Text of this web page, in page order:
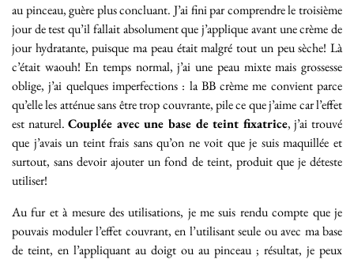
au pinceau, guère plus concluant. J’ai fini par comprendre le troisième
jour de test qu’il fallait absolument que j’applique avant une crème de
jour hydratante, puisque ma peau était malgré tout un peu sèche! Là
c’était waouh! En temps normal, j’ai une peau mixte mais grossesse
oblige, j’ai quelques imperfections : la BB crème me convient parce
qu’elle les atténue sans être trop couvrante, pile ce que j’aime car l’effet
est naturel.Couplée avec une base de teint fixatrice, j’ai trouvé
que j’avais un teint frais sans qu’on ne voit que je suis maquillée et
surtout, sans devoir ajouter un fond de teint, produit que je déteste
utiliser!
Au fur et à mesure des utilisations, je me suis rendu compte que je
pouvais moduler l’effet couvrant, en l’utilisant seule ou avec ma base
de teint, en l’appliquant au doigt ou au pinceau ; résultat, je peux